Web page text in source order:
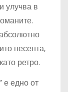
улучва в
песента,
ретро.
е едно от